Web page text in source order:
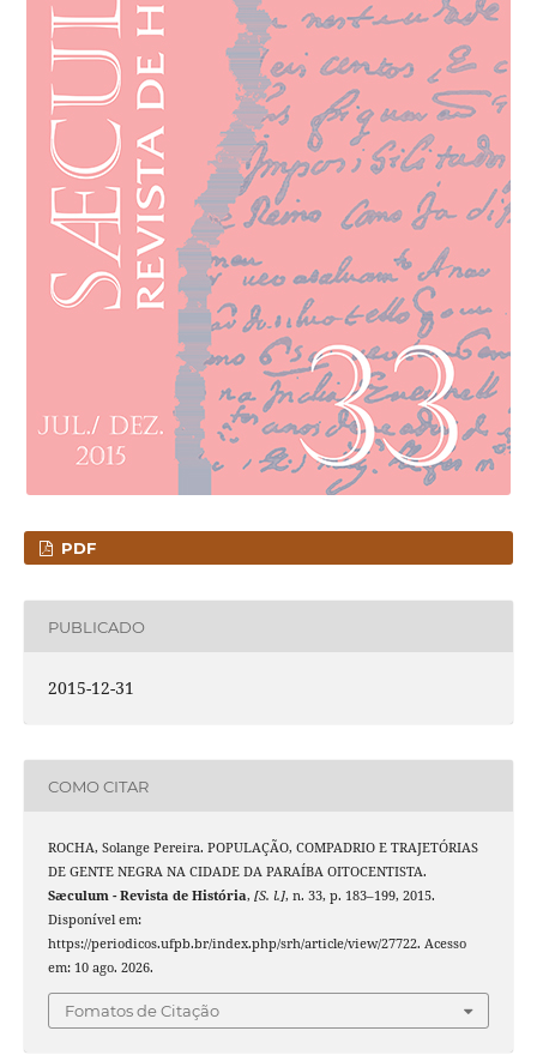
PDF
PUBLICADO
2015-12-31
COMO CITAR
ROCHA, Solange Pereira. POPULAÇÃO, COMPADRIO E TRAJETÓRIAS
DE GENTE NEGRA NA CIDADE DA PARAÍBA OITOCENTISTA.
Sæculum - Revista de História, [S. l.], n. 33, p. 183–199, 2015.
Disponível em:
https://periodicos.ufpb.br/index.php/srh/article/view/27722. Acesso
em: 10 ago. 2026.
Fomatos de Citação